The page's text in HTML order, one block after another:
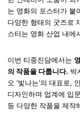
는 영화의 포스터가 붙
다양한 형태의 굿즈로
스터는 영화 산업 내에
이번 티중진담에서는
의 작품을 다룹니다. 박
오 ‘빛나는’의 대표로,
디자인하며 업계에 입
등 다양한 작품을 제작